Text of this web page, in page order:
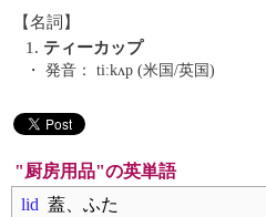
【名詞】
1. ティーカップ
・ 発音： ti:kʌp (米国/英国)
"厨房用品"の英単語
lid 蓋、ふた